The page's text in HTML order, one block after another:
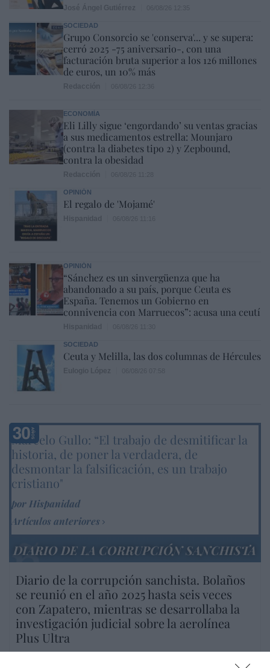
SOCIEDAD
Grupo Consorcio se 'conserva'... y se supera:
cerró 2025 -75 aniversario-, con una
facturación bruta superior a los 126 millones
de euros, un 10% más
ECONOMÍA
Eli Lilly sigue ‘engordando’ su ventas gracias
a sus medicamentos estrella: Mounjaro
(contra la diabetes tipo 2) y Zepbound,
contra la obesidad
OPINIÓN
El regalo de 'Mojamé'
OPINIÓN
“Sánchez es un sinvergüenza que ha
abandonado a su país, porque Ceuta es
España. Tenemos un Gobierno en
connivencia con Marruecos”: acusa una ceutí
SOCIEDAD
Ceuta y Melilla, las dos columnas de Hércules
Marcelo Gullo: “El trabajo de desmitificar la
historia, de poner la verdadera, de
desmontar la falsificación, es un trabajo
cristiano"
por Hispanidad
Artículos anteriores
DIARIO DE LA CORRUPCIÓN SANCHISTA
Diario de la corrupción sanchista. Bolaños
se reunió en el año 2025 hasta seis veces
con Zapatero, mientras se desarrollaba la
investigación judicial sobre la aerolínea
Plus Ultra